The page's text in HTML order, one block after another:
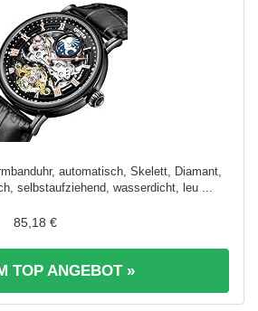
automatisch, Skelett, Diamant,
selbstaufziehend, wasserdicht, leu ...
85,18 €
TOP ANGEBOT »